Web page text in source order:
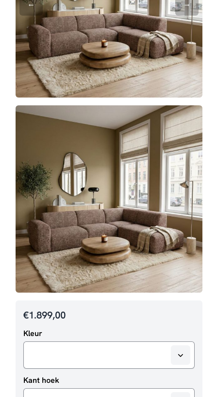
€1.899,00
Kleur
Kant hoek